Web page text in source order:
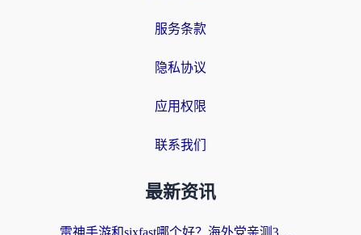
服务条款
隐私协议
应用权限
联系我们
最新资讯